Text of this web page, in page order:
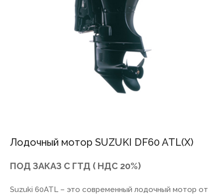
Лодочный мотор SUZUKI DF60 ATL(X)
ПОД ЗАКАЗ С ГТД ( НДС 20%)
Suzuki 60ATL – это современный лодочный мотор от